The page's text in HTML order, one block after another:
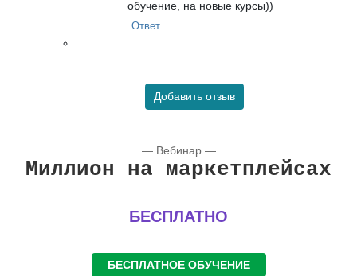
обучение, на новые курсы))
Ответ
Добавить отзыв
— Вебинар —
Миллион на маркетплейсах
БЕСПЛАТНО
БЕСПЛАТНОЕ ОБУЧЕНИЕ